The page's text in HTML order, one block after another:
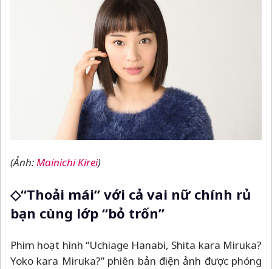
(Ảnh:Mainichi Kirei)
◇“Thoải mái” với cả vai nữ chính rủ
bạn cùng lớp “bỏ trốn”
Phim hoạt hình “Uchiage Hanabi, Shita kara Miruka?
Yoko kara Miruka?” phiên bản điện ảnh được phóng